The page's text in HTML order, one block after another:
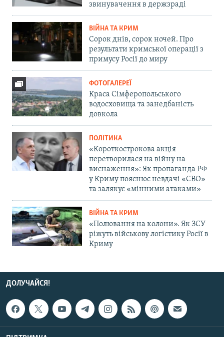
звинувачення в держзраді
ВІЙНА ТА КРИМ
Сорок днів, сорок ночей. Про
результати кримської операції з
примусу Росії до миру
ФОТОГАЛЕРЕЇ
Краса Сімферопольського
водосховища та занедбаність
довкола
ПОЛІТИКА
«Короткострокова акція
перетворилася на війну на
виснаження»: Як пропаганда РФ
у Криму пояснює невдачі «СВО»
та залякує «мінними атаками»
ВІЙНА ТА КРИМ
«Полювання на колони». Як ЗСУ
ріжуть військову логістику Росії в
Криму
ДОЛУЧАЙСЯ!